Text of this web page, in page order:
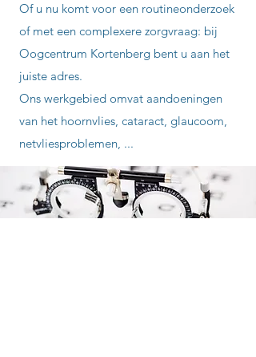
Of u nu komt voor een routineonderzoek
of met een complexere zorgvraag: bij
Oogcentrum Kortenberg bent u aan het
juiste adres.
Ons werkgebied omvat aandoeningen
van het hoornvlies, cataract, glaucoom,
netvliesproblemen, ...